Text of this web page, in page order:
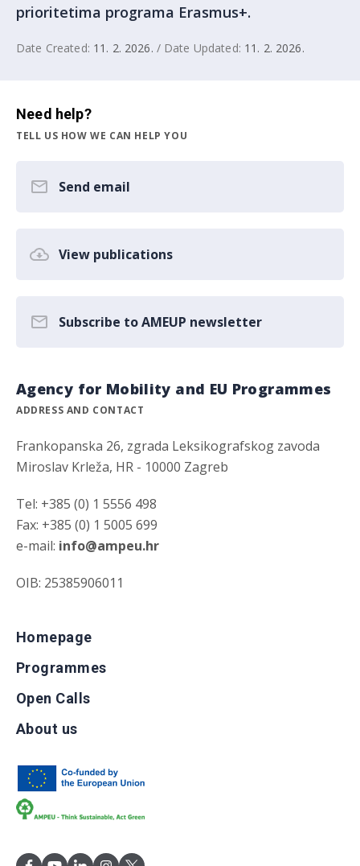
prioritetima programa Erasmus+.
Date Created: 11. 2. 2026. / Date Updated: 11. 2. 2026.
Need help?
TELL US HOW WE CAN HELP YOU
Send email
View publications
Subscribe to AMEUP newsletter
Agency for Mobility and EU Programmes
ADDRESS AND CONTACT
Frankopanska 26, zgrada Leksikografskog zavoda
Miroslav Krleža, HR - 10000 Zagreb
Tel: +385 (0) 1 5556 498
Fax: +385 (0) 1 5005 699
e-mail: info@ampeu.hr
OIB: 25385906011
Homepage
Programmes
Open Calls
About us